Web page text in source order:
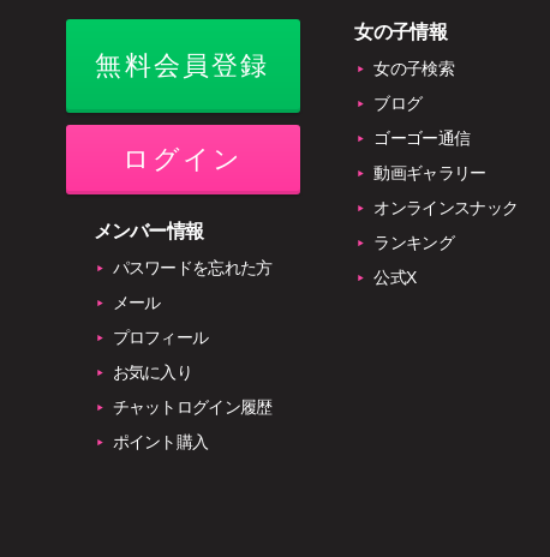
無料会員登録
ログイン
メンバー情報
パスワードを忘れた方
メール
プロフィール
お気に入り
チャットログイン履歴
ポイント購入
女の子情報
女の子検索
ブログ
ゴーゴー通信
動画ギャラリー
オンラインスナック
ランキング
公式X